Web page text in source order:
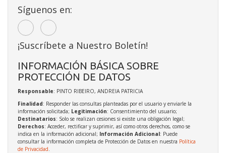
Síguenos en:
¡Suscríbete a Nuestro Boletín!
INFORMACIÓN BÁSICA SOBRE
PROTECCIÓN DE DATOS
Responsable: PINTO RIBEIRO, ANDREIA PATRICIA
Finalidad: Responder las consultas planteadas por el usuario y enviarle la
información solicitada; Legitimación: Consentimiento del usuario;
Destinatarios: Solo se realizan cesiones si existe una obligación legal;
Derechos: Acceder, rectificar y suprimir, así como otros derechos, como se
indica en la información adicional; Información Adicional: Puede
consultar la información completa de Protección de Datos en nuestra Política
de Privacidad